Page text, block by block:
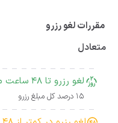
مقررات لغو رزرو
متعادل
لغو رزرو تا 48 ساعت مانده به زمان ورود روز کنسل شده
15 درصد کل مبلغ رزرو